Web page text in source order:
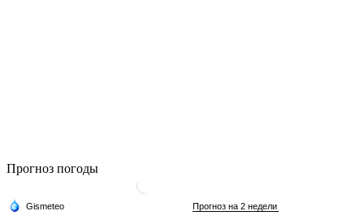
Прогноз погоды